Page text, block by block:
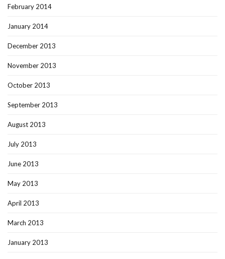
February 2014
January 2014
December 2013
November 2013
October 2013
September 2013
August 2013
July 2013
June 2013
May 2013
April 2013
March 2013
January 2013